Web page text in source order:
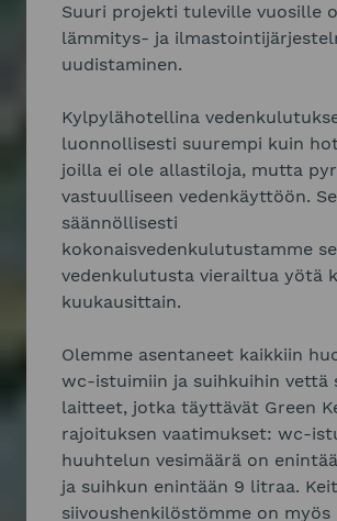
Suuri projekti tuleville vuosille
lämmitys- ja
uudistaminen.
Kylpylähotellina
luonnollisesti suurempi kuin
joilla ei ole allastiloja, mutta
vastuulliseen vedenkäyttöön.
säännöllisesti
kokonaisvedenkulutustamme
vedenkulutusta vierailtua yötä
kuukausittain.
Olemme asentaneet kaikkiin
wc-istuimiin ja suihkuihin vettä
laitteet, jotka täyttävät Green
rajoituksen vaatimukset: wc-
huuhtelun vesimäärä on
ja suihkun enintään 9 litraa.
siivoushenkilöstömme on